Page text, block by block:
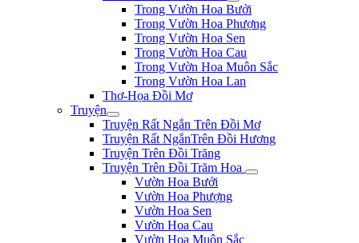
Trong Vườn Hoa Bưởi
Trong Vườn Hoa Phượng
Trong Vườn Hoa Sen
Trong Vườn Hoa Cau
Trong Vườn Hoa Muôn Sắc
Trong Vườn Hoa Lan
Thơ-Họa Đồi Mơ
Truyện
Truyện Rất Ngắn Trên Đồi Mơ
Truyện Rất NgắnTrên Đồi Hương
Truyện Trên Đồi Trăng
Truyện Trên Đồi Trăm Hoa
Vườn Hoa Bưởi
Vườn Hoa Phượng
Vườn Hoa Sen
Vườn Hoa Cau
Vườn Hoa Muôn Sắc